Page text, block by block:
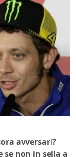
avversari?
se non in sella a